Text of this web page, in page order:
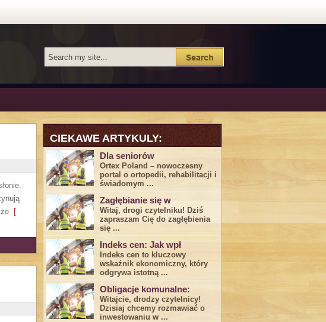
[
CIEKAWE ARTYKULY:
Dla seniorów
Ortex Poland – nowoczesny
portal o ortopedii, rehabilitacji i
świadomym ...
Zagłębianie się w
Witaj, drogi ⁤czytelniku! Dziś
zapraszam Cię do‍ zagłębienia
‍się⁢ ...
Indeks cen: Jak wpł
Indeks cen to kluczowy
wskaźnik ekonomiczny, który
odgrywa ​istotną ...
Obligacje komunalne:
Witajcie, drodzy czytelnicy!
Dzisiaj chcemy rozmawiać o
inwestowaniu w ...